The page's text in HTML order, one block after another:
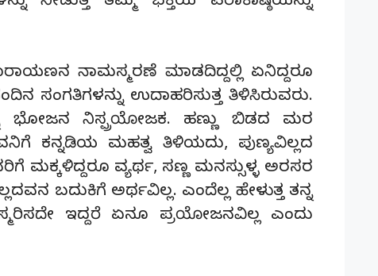
ನಾಮಸ್ಮರಣೆ ಮಾಡದಿದ್ದಲ್ಲಿ ಏನಿದ್ದರೂ
ಸಂಗತಿಗಳನ್ನು ಉದಾಹರಿಸುತ್ತ ತಿಳಿಸಿರುವರು.
ಭೋಜನ ನಿಸ್ಪ್ರಯೋಜಕ. ಹಣ್ಣು ಬಿಡದ ಮರ
ಕನ್ನಡಿಯ ಮಹತ್ವ ತಿಳಿಯದು, ಪುಣ್ಯವಿಲ್ಲದ
ಮಕ್ಕಳಿದ್ದರೂ ವ್ಯರ್ಥ, ಸಣ್ಣ ಮನಸ್ಸುಳ್ಳ ಅರಸರ
ಬದುಕಿಗೆ ಅರ್ಥವಿಲ್ಲ. ಎಂದೆಲ್ಲ ಹೇಳುತ್ತ ತನ್ನ
ಇದ್ದರೆ ಏನೂ ಪ್ರಯೋಜನವಿಲ್ಲ ಎಂದು